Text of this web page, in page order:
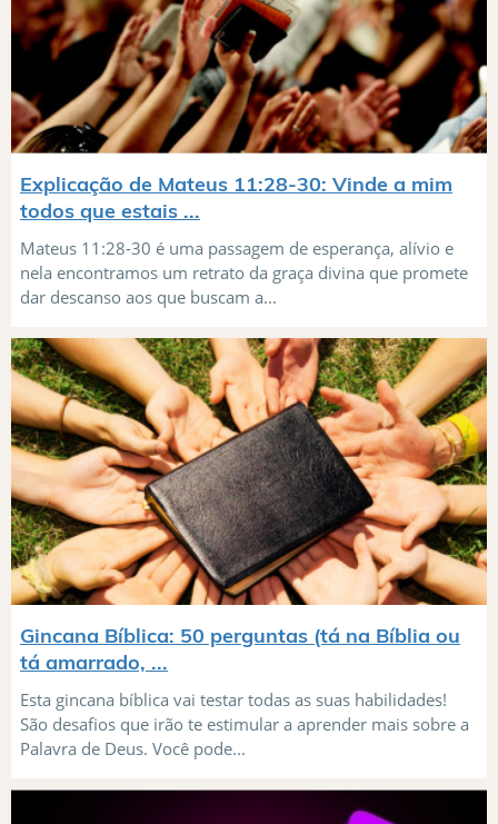
Explicação de Mateus 11:28-30: Vinde a mim
todos que estais ...
Mateus 11:28-30 é uma passagem de esperança, alívio e
nela encontramos um retrato da graça divina que promete
dar descanso aos que buscam a...
Gincana Bíblica: 50 perguntas (tá na Bíblia ou
tá amarrado, ...
Esta gincana bíblica vai testar todas as suas habilidades!
São desafios que irão te estimular a aprender mais sobre a
Palavra de Deus. Você pode...